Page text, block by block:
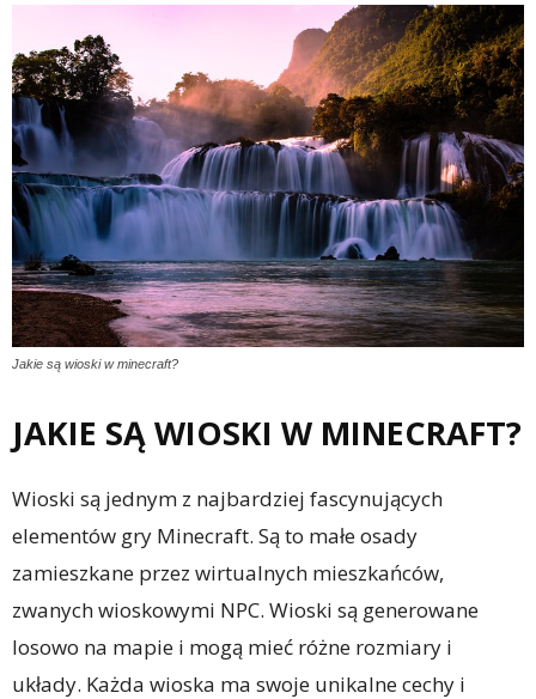
Jakie są wioski w minecraft?
JAKIE SĄ WIOSKI W MINECRAFT?
Wioski są jednym z najbardziej fascynujących
elementów gry Minecraft. Są to małe osady
zamieszkane przez wirtualnych mieszkańców,
zwanych wioskowymi NPC. Wioski są generowane
losowo na mapie i mogą mieć różne rozmiary i
układy. Każda wioska ma swoje unikalne cechy i